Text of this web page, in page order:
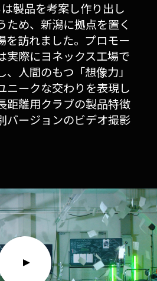
製品を考案し作り出し
ため、新潟に拠点を置く
を訪れました。プロモー
実際にヨネックス工場で
人間のもつ「想像力」
ニークな交わりを表現し
距離用クラブの製品特徴
バージョンのビデオ撮影